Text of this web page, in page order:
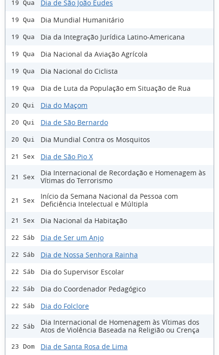
19 Qua Dia de São João Eudes
19 Qua Dia Mundial Humanitário
19 Qua Dia da Integração Jurídica Latino-Americana
19 Qua Dia Nacional da Aviação Agrícola
19 Qua Dia Nacional do Ciclista
19 Qua Dia de Luta da População em Situação de Rua
20 Qui Dia do Maçom
20 Qui Dia de São Bernardo
20 Qui Dia Mundial Contra os Mosquitos
21 Sex Dia de São Pio X
21 Sex
Dia Internacional de Recordação e Homenagem às
Vítimas do Terrorismo
21 Sex
Início da Semana Nacional da Pessoa com
Deficiência Intelectual e Múltipla
21 Sex Dia Nacional da Habitação
22 Sáb Dia de Ser um Anjo
22 Sáb Dia de Nossa Senhora Rainha
22 Sáb Dia do Supervisor Escolar
22 Sáb Dia do Coordenador Pedagógico
22 Sáb Dia do Folclore
22 Sáb
Dia Internacional de Homenagem às Vítimas dos
Atos de Violência Baseada na Religião ou Crença
23 Dom Dia de Santa Rosa de Lima